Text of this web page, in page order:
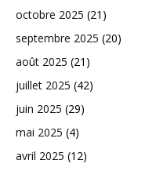
octobre 2025 (21)
septembre 2025 (20)
août 2025 (21)
juillet 2025 (42)
juin 2025 (29)
mai 2025 (4)
avril 2025 (12)